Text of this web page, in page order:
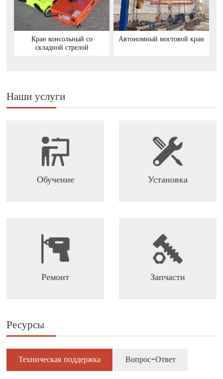
Кран консольный со
складной стрелой
Автономный мостовой кран
Наши услуги
Обучение Установка
Ремонт Запчасти
Ресурсы
Техническая поддержка Вопрос-Ответ